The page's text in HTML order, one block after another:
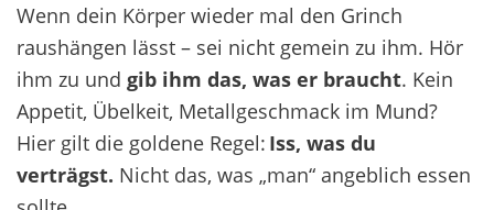
Wenn dein Körper wieder mal den Grinch
raushängen lässt – sei nicht gemein zu ihm. Hör
ihm zu und gib ihm das, was er braucht. Kein
Appetit, Übelkeit, Metallgeschmack im Mund?
Hier gilt die goldene Regel: Iss, was du
verträgst. Nicht das, was „man“ angeblich essen